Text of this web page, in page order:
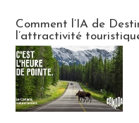
Comment l’IA de
l’attractivité